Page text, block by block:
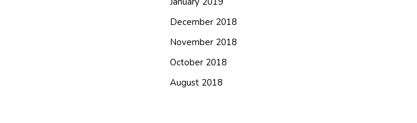
December 2018
November 2018
October 2018
August 2018